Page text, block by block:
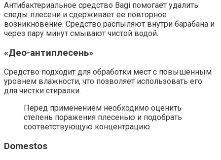
Антибактериальное средство Bagi помогает удалить
следы плесени и сдерживает ее повторное
возникновение. Средство распыляют внутри барабана и
через пару минут смывают чистой водой.
«Део-антиплесень»
Средство подходит для обработки мест с повышенным
уровнем влажности, что позволяет использовать его
для чистки стиралки.
Перед применением необходимо оценить
степень поражения плесенью и подобрать
соответствующую концентрацию.
Domestos